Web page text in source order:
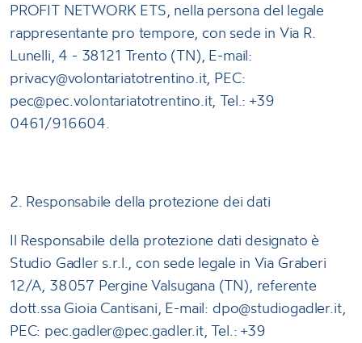
PROFIT NETWORK ETS, nella persona del legale
rappresentante pro tempore, con sede in Via R.
Lunelli, 4 - 38121 Trento (TN), E-mail:
privacy@volontariatotrentino.it, PEC:
pec@pec.volontariatotrentino.it, Tel.: +39
0461/916604.
2. Responsabile della protezione dei dati
Il Responsabile della protezione dati designato è
Studio Gadler s.r.l., con sede legale in Via Graberi
12/A, 38057 Pergine Valsugana (TN), referente
dott.ssa Gioia Cantisani, E-mail: dpo@studiogadler.it,
PEC: pec.gadler@pec.gadler.it, Tel.: +39